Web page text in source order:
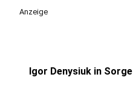
Anzeige
Igor Denysiuk in Sorge